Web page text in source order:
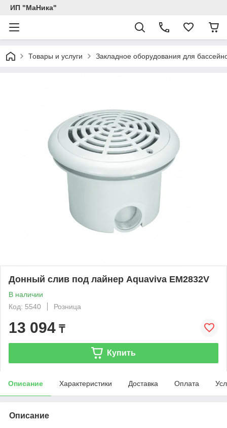
ИП "МаНика"
Товары и услуги Закладное оборудования для
Донный слив под лайнер Aquaviva EM2832V
В наличии
Код: 5540
Розница
13 094 ₸
Купить
Описание Характеристики Доставка Оплата
Описание